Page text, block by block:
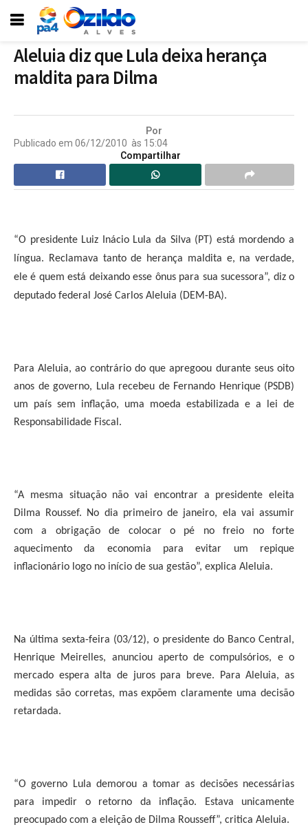
Aleluia diz que Lula deixa herança
maldita para Dilma
Por
Publicado em 06/12/2010 às 15:04
Compartilhar
“O presidente Luiz Inácio Lula da Silva (PT) está mordendo a
língua. Reclamava tanto de herança maldita e, na verdade,
ele é quem está deixando esse ônus para sua sucessora”, diz o
deputado federal José Carlos Aleluia (DEM-BA).
Para Aleluia, ao contrário do que apregoou durante seus oito
anos de governo, Lula recebeu de Fernando Henrique (PSDB)
um país sem inflação, uma moeda estabilizada e a lei de
Responsabilidade Fiscal.
“A mesma situação não vai encontrar a presidente eleita
Dilma Roussef. No dia primeiro de janeiro, ela vai assumir
com a obrigação de colocar o pé no freio no forte
aquecimento da economia para evitar um repique
inflacionário logo no início de sua gestão”, explica Aleluia.
Na última sexta-feira (03/12), o presidente do Banco Central,
Henrique Meirelles, anunciou aperto de compulsórios, e o
mercado espera alta de juros para breve. Para Aleluia, as
medidas são corretas, mas expõem claramente uma decisão
retardada.
“O governo Lula demorou a tomar as decisões necessárias
para impedir o retorno da inflação. Estava unicamente
preocupado com a eleição de Dilma Rousseff”, critica Aleluia.